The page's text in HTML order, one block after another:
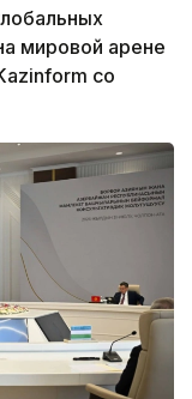
мировой арене
со